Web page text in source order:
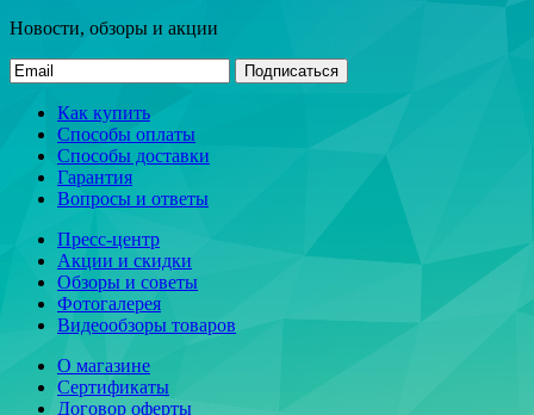
Новости, обзоры и акции
Подписаться
Как купить
Способы оплаты
Способы доставки
Гарантия
Вопросы и ответы
Пресс-центр
Акции и скидки
Обзоры и советы
Фотогалерея
Видеообзоры товаров
О магазине
Сертификаты
Договор оферты